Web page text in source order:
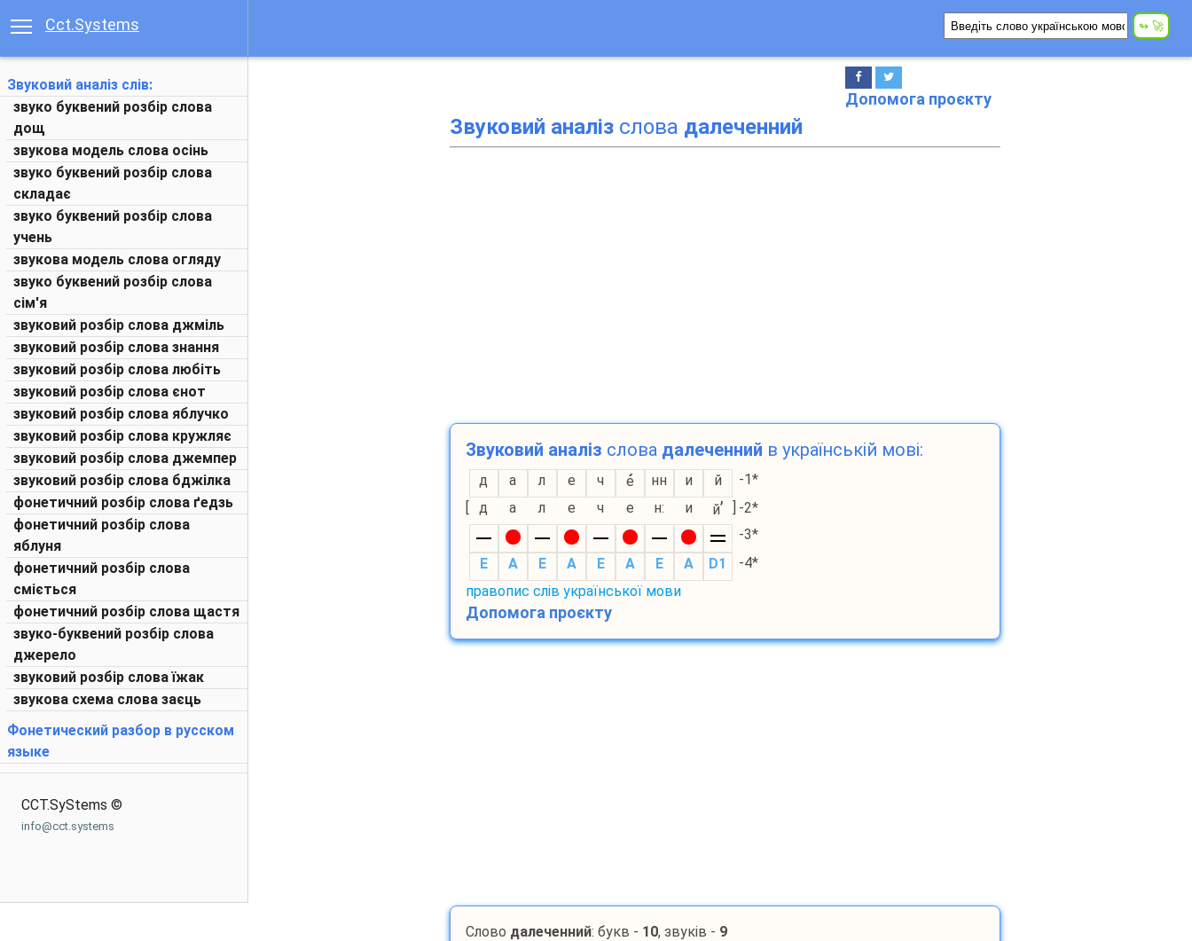
Cct.Systems
Звуковий аналіз слів:
звуко буквений розбір слова
дощ
звукова модель слова осінь
звуко буквений розбір слова
складає
звуко буквений розбір слова
учень
звукова модель слова огляду
звуко буквений розбір слова
сім'я
звуковий розбір слова джміль
звуковий розбір слова знання
звуковий розбір слова любіть
звуковий розбір слова єнот
звуковий розбір слова яблучко
звуковий розбір слова кружляє
звуковий розбір слова джемпер
звуковий розбір слова бджілка
фонетичний розбір слова ґедзь
фонетичний розбір слова
яблуня
фонетичний розбір слова
сміється
фонетичний розбір слова щастя
звуко-буквений розбір слова
джерело
звуковий розбір слова їжак
звукова схема слова заєць
Фонетический разбор в русском
языке
CCT.SyStems ©
info@cct.systems
Допомога проєкту
Звуковий аналізслова далеченний
Звуковий аналіз слова далеченний в українській мові:
д а л е ч е нн и й
-1*
[
д а л е ч е н: и й’ ] -2*
-3*
E
A E A E A E A D1
-4*
правопис слів української мови
Допомога проєкту
Слово далеченний: букв - 10, звуків - 9